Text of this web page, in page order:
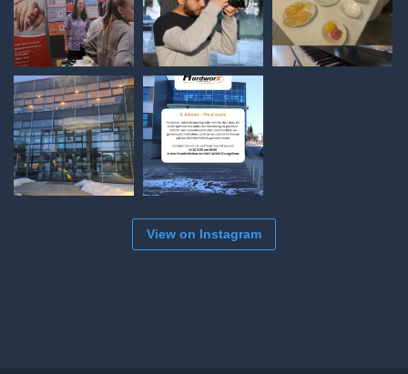
View on Instagram